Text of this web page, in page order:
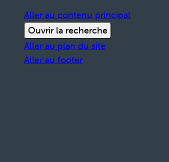
Aller au contenu principal
Ouvrir la recherche
Aller au plan du site
Aller au footer